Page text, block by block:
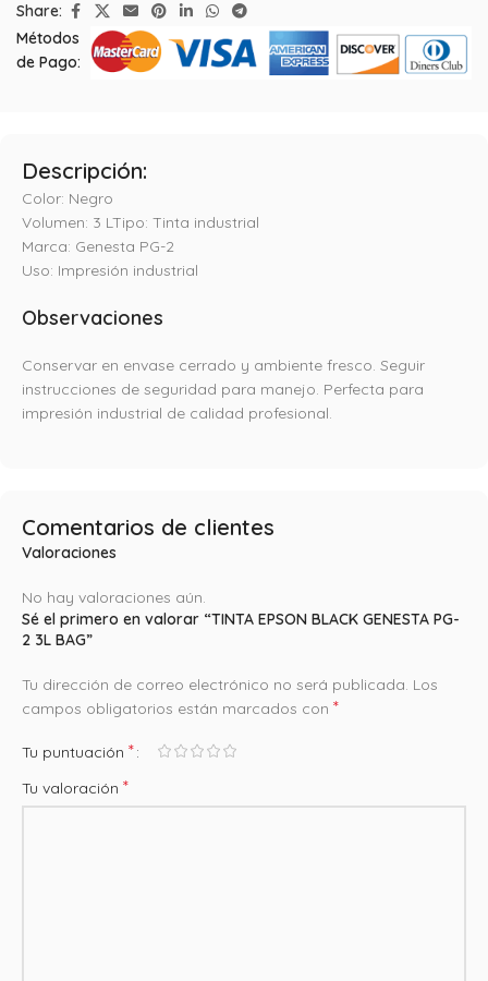
Share:
Métodos
de Pago:
Descripción:
Color: Negro
Volumen: 3 LTipo: Tinta industrial
Marca: Genesta PG-2
Uso: Impresión industrial
Observaciones
Conservar en envase cerrado y ambiente fresco. Seguir
instrucciones de seguridad para manejo. Perfecta para
impresión industrial de calidad profesional.
Comentarios de clientes
Valoraciones
No hay valoraciones aún.
Sé el primero en valorar “TINTA EPSON BLACK GENESTA PG-
2 3L BAG”
Tu dirección de correo electrónico no será publicada. Los
campos obligatorios están marcados con *
Tu puntuación *
Tu valoración *